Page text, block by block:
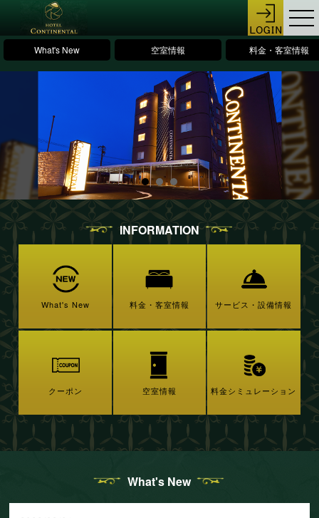
What's New 空室情報 料金・客室情報
INFORMATION
What's New 料金・客室情報 サービス・設備情報
クーポン 空室情報 料金シミュレーション
What's New